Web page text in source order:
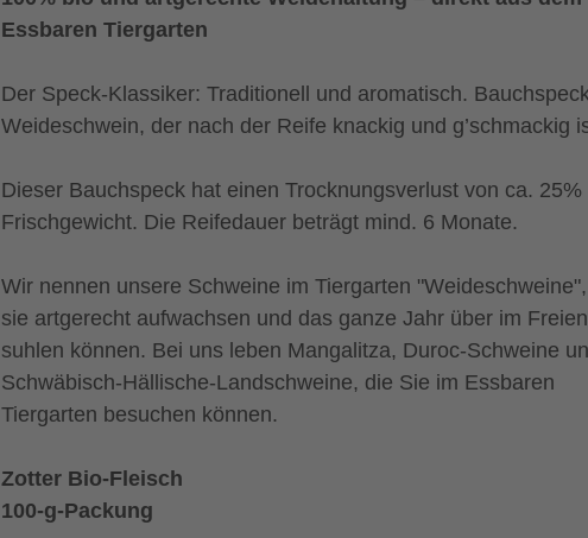
Essbaren Tiergarten
Der Speck-Klassiker: Traditionell und aromatisch.
Weideschwein, der nach der Reife knackig und g’schmackig
Dieser Bauchspeck hat einen Trocknungsverlust von ca. 25%
Frischgewicht. Die Reifedauer beträgt mind. 6 Monate.
Wir nennen unsere Schweine im Tiergarten
sie artgerecht aufwachsen und das ganze Jahr über im Freien
suhlen können. Bei uns leben Mangalitza, Duroc-Schweine
Schwäbisch-Hällische-Landschweine, die Sie im Essbaren
Tiergarten besuchen können.
Zotter Bio-Fleisch
100-g-Packung